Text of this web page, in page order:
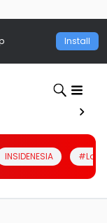
Install
INSIDENESIA